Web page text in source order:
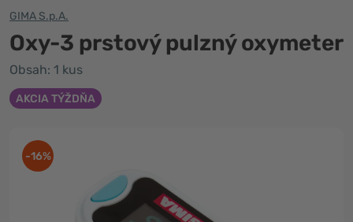
GIMA S.p.A.
Oxy-3 prstový pulzný oxymeter
Obsah: 1 kus
AKCIA TÝŽDŇA
-16%